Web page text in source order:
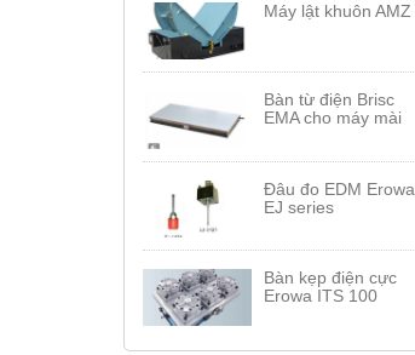
Máy lật khuôn AMZ
Bàn từ điện Brisc
EMA cho máy mài
Đâu đo EDM Erowa
EJ series
Bàn kẹp điện cực
Erowa ITS 100